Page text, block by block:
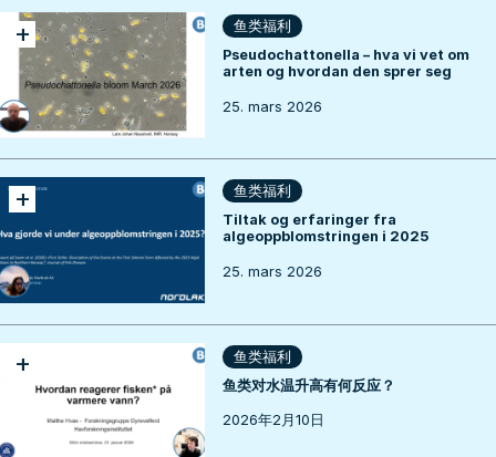
+
鱼类福利
Pseudochattonella – hva vi vet om
arten og hvordan den sprer seg
25. mars 2026
+
鱼类福利
Tiltak og erfaringer fra
algeoppblomstringen i 2025
25. mars 2026
+
鱼类福利
鱼类对水温升高有何反应？
2026年2月10日